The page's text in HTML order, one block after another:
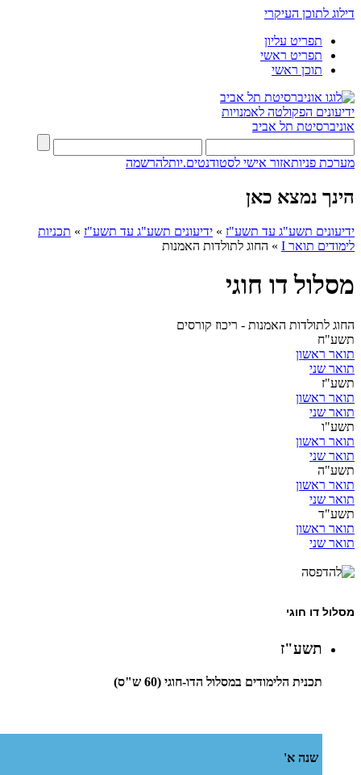
דילוג לתוכן העיקרי
תפריט עליון
תפריט ראשי
תוכן ראשי
ידיעונים הפקולטה לאמנויות
אוניברסיטת תל אביב
מערכת פניותאזור אישי לסטודנטים.יותלהרשמה
הינך נמצא כאן
ידיעונים תשע"ג עד תשע"ז » ידיעונים תשע"ג עד תשע"ז » תכניות
לימודים תואר I
» החוג לתולדות האמנות
מסלול דו חוגי
החוג לתולדות האמנות - ריכוז קורסים
תשע"ח
תואר ראשון
תואר שני
תשע"ז
תואר ראשון
תואר שני
תשע"ו
תואר ראשון
תואר שני
תשע"ה
תואר ראשון
תואר שני
תשע"ד
תואר ראשון
תואר שני
מסלול דו חוגי
תשע"ז
תכנית הלימודים במסלול הדו-חוגי (60 ש"ס)
שנה א'